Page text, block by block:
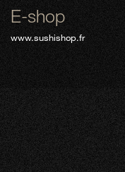
E-shop
www.sushishop.fr